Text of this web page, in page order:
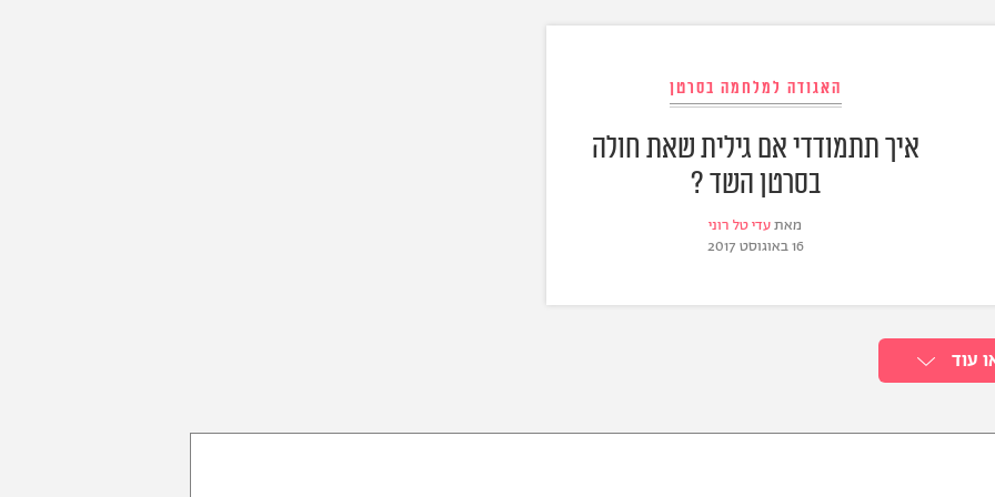
האגודה למלחמה בסרטן
איך תתמודדי אם גילית שאת חולה
בסרטן השד ?
מאתעדי טל רוני
16 באוגוסט 2017
עוד